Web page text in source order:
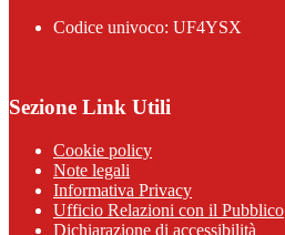
Codice univoco: UF4YSX
Sezione Link Utili
Cookie policy
Note legali
Informativa Privacy
Ufficio Relazioni con il Pubblico
Dichiarazione di accessibilità